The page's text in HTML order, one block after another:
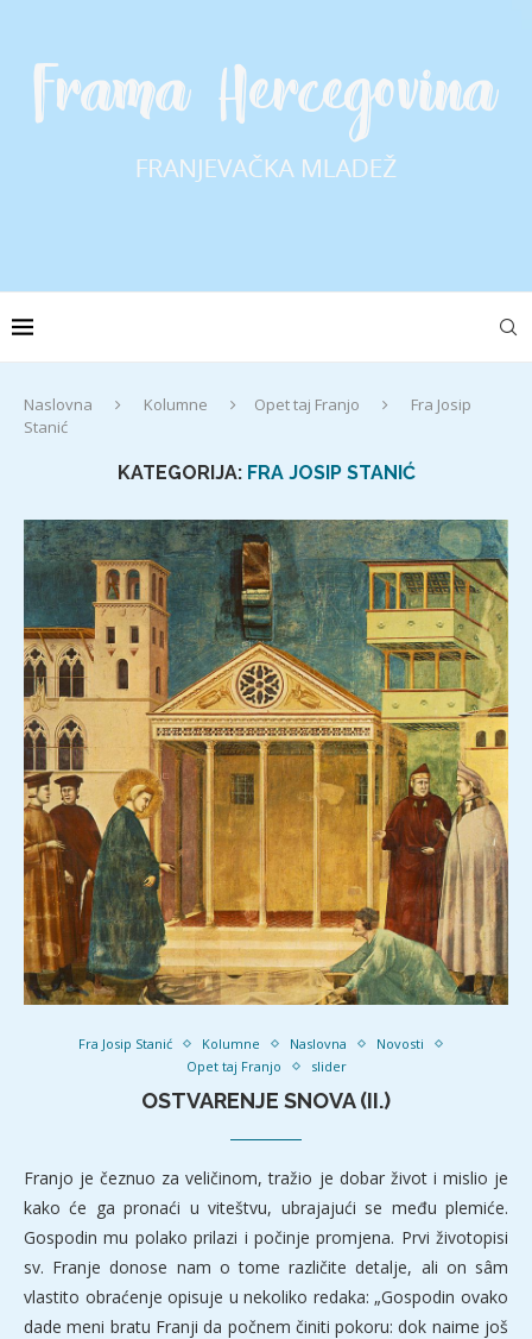
Naslovna Kolumne Opet taj Franjo
Fra Josip
Stanić
KATEGORIJA: FRA JOSIP STANIĆ
Fra Josip Stanić Kolumne Naslovna
Novosti
Opet taj Franjo
slider
OSTVARENJE SNOVA (II.)
Franjo je čeznuo za veličinom, tražio je dobar život i mislio je
kako će ga pronaći u viteštvu, ubrajajući se među plemiće.
Gospodin mu polako prilazi i počinje promjena. Prvi životopisi
sv. Franje donose nam o tome različite detalje, ali on sâm
vlastito obraćenje opisuje u nekoliko redaka: „Gospodin ovako
dade meni bratu Franji da počnem činiti pokoru: dok naime još